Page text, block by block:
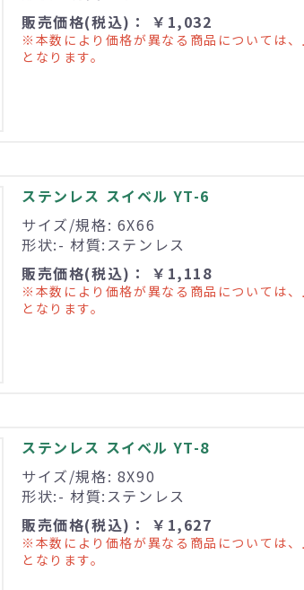
販売価格(税込)： ￥1,032
※本数により価格が異なる商品については
となります。
ステンレス スイベル YT-6
サイズ/規格: 6X66
形状:- 材質:ステンレス
販売価格(税込)： ￥1,118
※本数により価格が異なる商品については
となります。
ステンレス スイベル YT-8
サイズ/規格: 8X90
形状:- 材質:ステンレス
販売価格(税込)： ￥1,627
※本数により価格が異なる商品については
となります。